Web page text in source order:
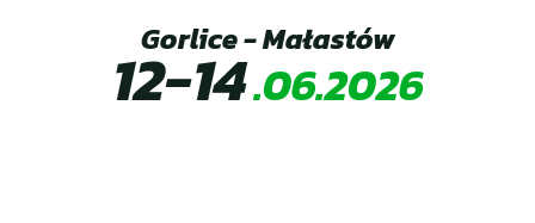
Gorlice - Małastów
12-14.06.2026